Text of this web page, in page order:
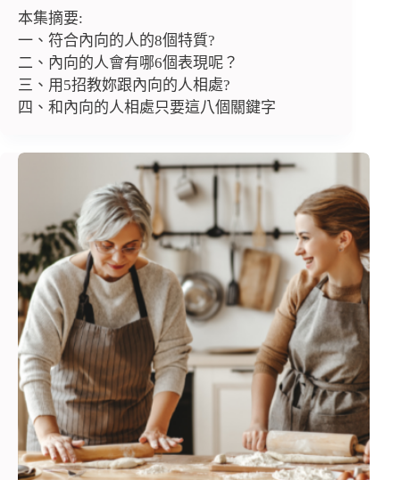
本集摘要:
一、符合內向的人的8個特質?
二、內向的人會有哪6個表現呢？
三、用5招教妳跟內向的人相處?
四、和內向的人相處只要這八個關鍵字